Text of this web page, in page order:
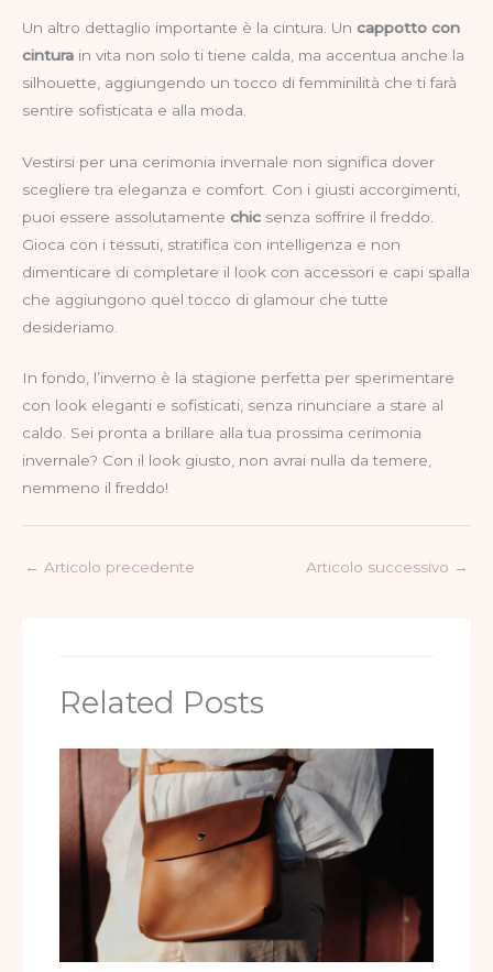
Un altro dettaglio importante è la cintura. Un cappotto con
cintura in vita non solo ti tiene calda, ma accentua anche la
silhouette, aggiungendo un tocco di femminilità che ti farà
sentire sofisticata e alla moda.
Vestirsi per una cerimonia invernale non significa dover
scegliere tra eleganza e comfort. Con i giusti accorgimenti,
puoi essere assolutamente chic senza soffrire il freddo.
Gioca con i tessuti, stratifica con intelligenza e non
dimenticare di completare il look con accessori e capi spalla
che aggiungono quel tocco di glamour che tutte
desideriamo.
In fondo, l’inverno è la stagione perfetta per sperimentare
con look eleganti e sofisticati, senza rinunciare a stare al
caldo. Sei pronta a brillare alla tua prossima cerimonia
invernale? Con il look giusto, non avrai nulla da temere,
nemmeno il freddo!
← Articolo precedente Articolo successivo →
Related Posts